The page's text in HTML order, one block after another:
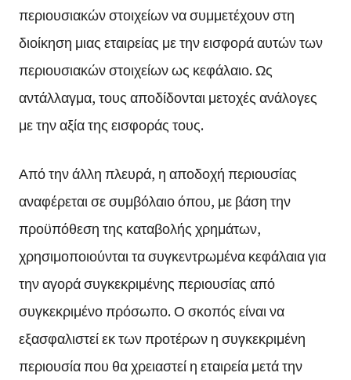
περιουσιακών στοιχείων να συμμετέχουν στη
διοίκηση μιας εταιρείας με την εισφορά αυτών των
περιουσιακών στοιχείων ως κεφάλαιο. Ως
αντάλλαγμα, τους αποδίδονται μετοχές ανάλογες
με την αξία της εισφοράς τους.
Από την άλλη πλευρά, η αποδοχή περιουσίας
αναφέρεται σε συμβόλαιο όπου, με βάση την
προϋπόθεση της καταβολής χρημάτων,
χρησιμοποιούνται τα συγκεντρωμένα κεφάλαια για
την αγορά συγκεκριμένης περιουσίας από
συγκεκριμένο πρόσωπο. Ο σκοπός είναι να
εξασφαλιστεί εκ των προτέρων η συγκεκριμένη
περιουσία που θα χρειαστεί η εταιρεία μετά την